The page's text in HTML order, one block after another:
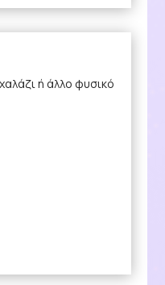
ή άλλο φυσικό